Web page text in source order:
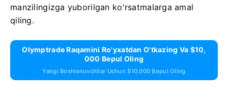
manzilingizga yuborilgan ko'rsatmalarga amal
qiling.
Olymptrade Raqamini Ro'yxatdan O'tkazing Va $10,
000 Bepul Oling
Yangi Boshlanuvchilar Uchun $10,000 Bepul Oling